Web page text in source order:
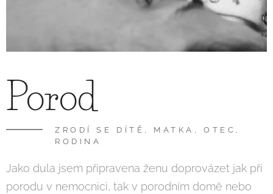
Porod
ZRODÍ SE DÍTĚ, MATKA, OTEC,
RODINA
Jako dula jsem připravena ženu doprovázet jak při
porodu v nemocnici, tak v porodním domě nebo